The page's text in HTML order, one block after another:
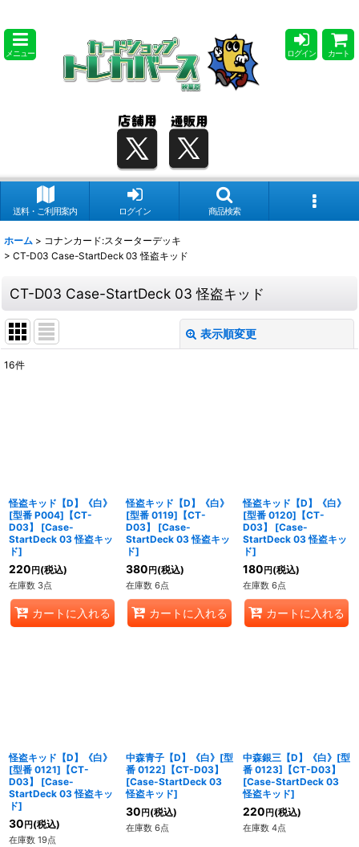
メニュー ログイン カート
送料・ご利用案内 ログイン 商品検索
ホーム > コナンカード:スターターデッキ
> CT-D03 Case-StartDeck 03 怪盗キッド
CT-D03 Case-StartDeck 03 怪盗キッド
表示順変更
16件
怪盗キッド【D】《白》
[型番 P004]【CT-
D03】
[Case-
StartDeck 03 怪盗キッ
ド]
220 円 (税込)
在庫数 3点
カートに入れる
怪盗キッド【D】《白》
[型番 0119]【CT-
D03】
[Case-
StartDeck 03 怪盗キッ
ド]
380 円(税込)
在庫数 6点
カートに入れる
怪盗キッド【D】《白》
[型番 0120]【CT-
D03】
[Case-
StartDeck 03 怪盗キッ
ド]
180 円(税込)
在庫数 6点
カートに入れる
怪盗キッド【D】《白》
[型番 0121]【CT-
D03】
[Case-
StartDeck 03 怪盗キッ
ド]
30 円 (税込)
在庫数 19点
中森青子【D】《白》[型
番 0122]【CT-D03】
[Case-StartDeck 03
怪盗キッド]
30 円(税込)
在庫数 6点
中森銀三【D】《白》[型
番 0123]【CT-D03】
[Case-StartDeck 03
怪盗キッド]
220 円(税込)
在庫数 4点